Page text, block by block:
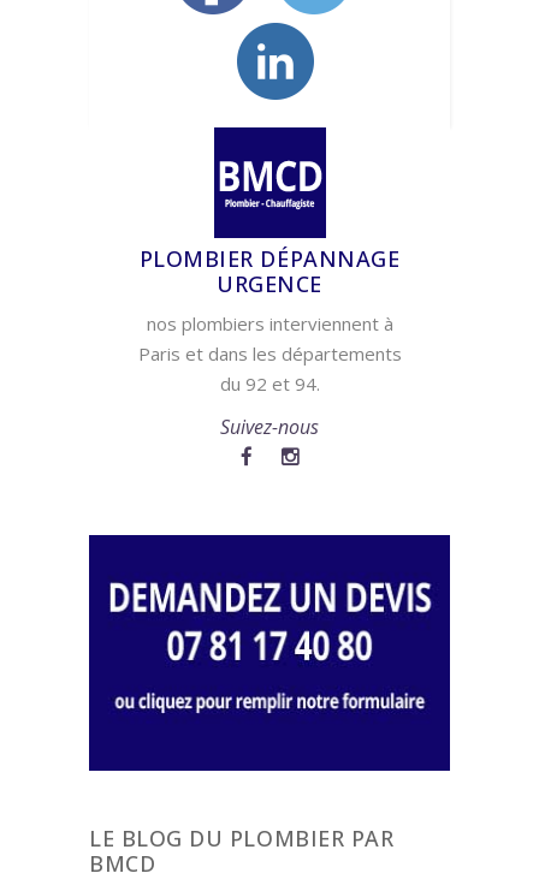
PLOMBIER DÉPANNAGE
URGENCE
nos plombiers interviennent à
Paris et dans les départements
du 92 et 94.
Suivez-nous
LE BLOG DU PLOMBIER PAR
BMCD